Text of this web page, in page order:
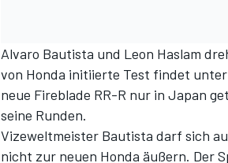
Alvaro Bautista und Leon Haslam
von Honda initiierte Test findet
neue Fireblade RR-R nur in Japan
seine Runden.
Vizeweltmeister Bautista darf sich
nicht zur neuen Honda äußern. Der